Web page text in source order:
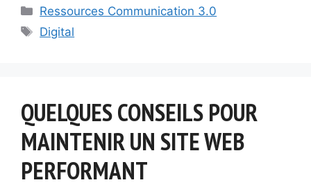
Catégories
Ressources Communication 3.0
Étiquettes
Digital
QUELQUES CONSEILS POUR
MAINTENIR UN SITE WEB
PERFORMANT